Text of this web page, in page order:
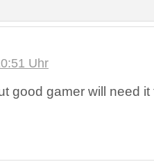
Uhr
good gamer will need